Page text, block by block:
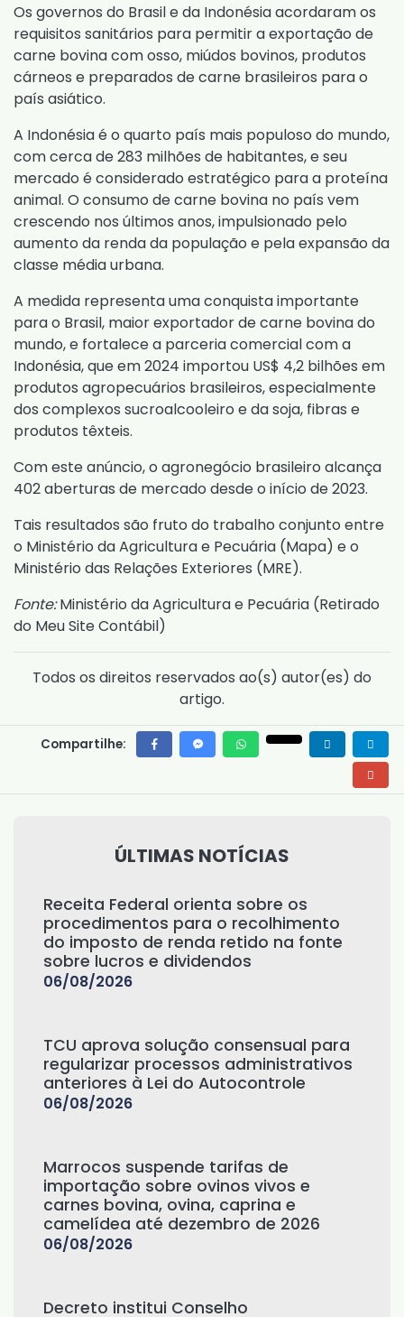
Os governos do Brasil e da Indonésia acordaram os
requisitos sanitários para permitir a exportação de
carne bovina com osso, miúdos bovinos, produtos
cárneos e preparados de carne brasileiros para o
país asiático.
A Indonésia é o quarto país mais populoso do mundo,
com cerca de 283 milhões de habitantes, e seu
mercado é considerado estratégico para a proteína
animal. O consumo de carne bovina no país vem
crescendo nos últimos anos, impulsionado pelo
aumento da renda da população e pela expansão da
classe média urbana.
A medida representa uma conquista importante
para o Brasil, maior exportador de carne bovina do
mundo, e fortalece a parceria comercial com a
Indonésia, que em 2024 importou US$ 4,2 bilhões em
produtos agropecuários brasileiros, especialmente
dos complexos sucroalcooleiro e da soja, fibras e
produtos têxteis.
Com este anúncio, o agronegócio brasileiro alcança
402 aberturas de mercado desde o início de 2023.
Tais resultados são fruto do trabalho conjunto entre
o Ministério da Agricultura e Pecuária (Mapa) e o
Ministério das Relações Exteriores (MRE).
Fonte:Ministério da Agricultura e Pecuária (Retirado
do Meu Site Contábil)
Todos os direitos reservados ao(s) autor(es) do
artigo.
Compartilhe:
ÚLTIMAS NOTÍCIAS
Receita Federal orienta sobre os
procedimentos para o recolhimento
do imposto de renda retido na fonte
sobre lucros e dividendos
06/08/2026
TCU aprova solução consensual para
regularizar processos administrativos
anteriores à Lei do Autocontrole
06/08/2026
Marrocos suspende tarifas de
importação sobre ovinos vivos e
carnes bovina, ovina, caprina e
camelídea até dezembro de 2026
06/08/2026
Decreto institui Conselho